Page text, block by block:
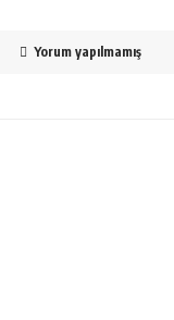
Yorum yapılmamış